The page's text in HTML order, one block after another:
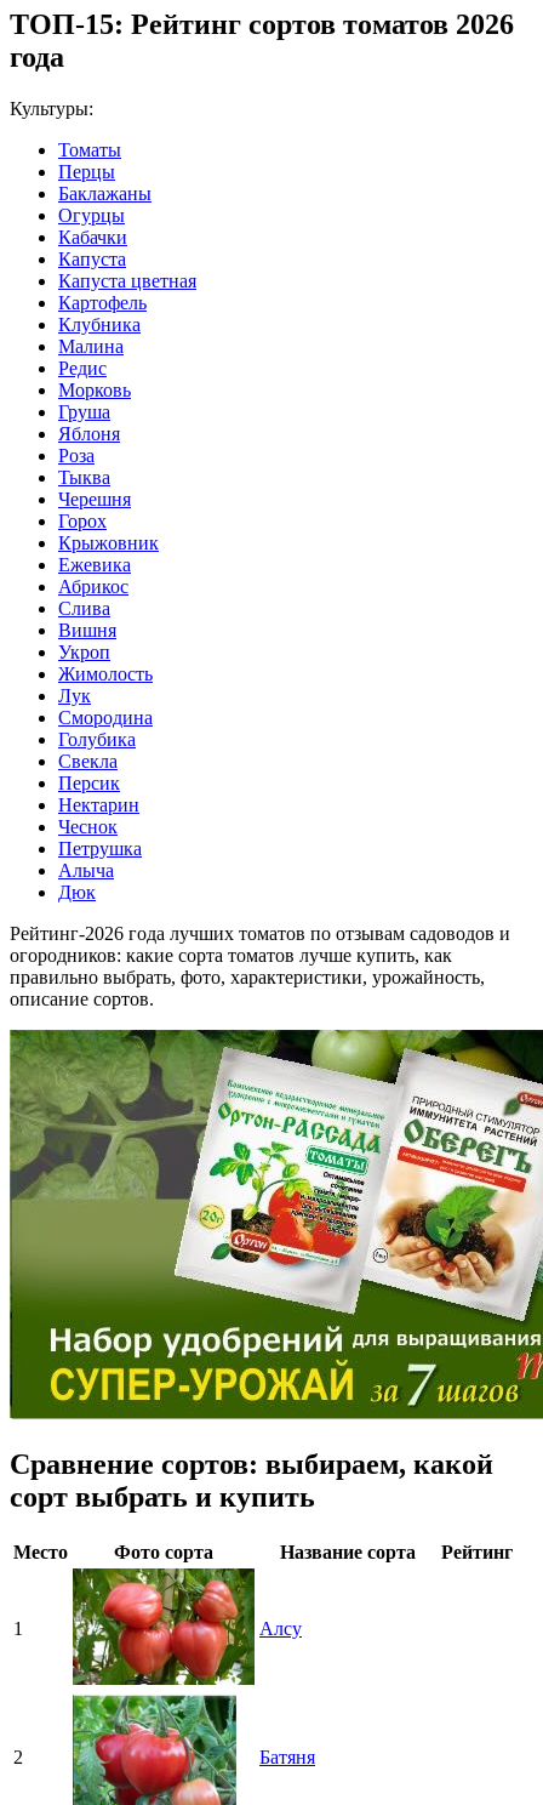
ТОП-15: Рейтинг сортов томатов 2026
года
Культуры:
Томаты
Перцы
Баклажаны
Огурцы
Кабачки
Капуста
Капуста цветная
Картофель
Клубника
Малина
Редис
Морковь
Груша
Яблоня
Роза
Тыква
Черешня
Горох
Крыжовник
Ежевика
Абрикос
Слива
Вишня
Укроп
Жимолость
Лук
Смородина
Голубика
Свекла
Персик
Нектарин
Чеснок
Петрушка
Алыча
Дюк
Рейтинг-2026 года лучших томатов по отзывам садоводов и
огородников: какие сорта томатов лучше купить, как
правильно выбрать, фото, характеристики, урожайность,
описание сортов.
Сравнение сортов: выбираем, какой
сорт выбрать и купить
Место Фото сорта Название сорта Рейтинг
1 Алсу
2 Батяня